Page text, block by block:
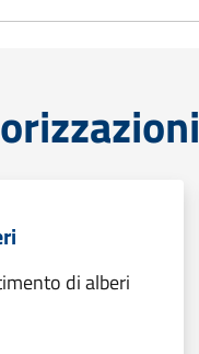
di alberi